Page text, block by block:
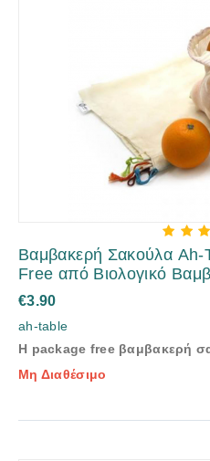
Βαμβακερή Σακούλα
Free από Βιολογικό
€3.90
ah-table
Η package free βαμβακερή
Μη Διαθέσιμο